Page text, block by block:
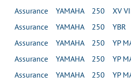
Assurance YAMAHA 250 XV
Assurance YAMAHA 250 YBR
Assurance YAMAHA 250 YP
Assurance YAMAHA 250 YP
Assurance YAMAHA 250 YP